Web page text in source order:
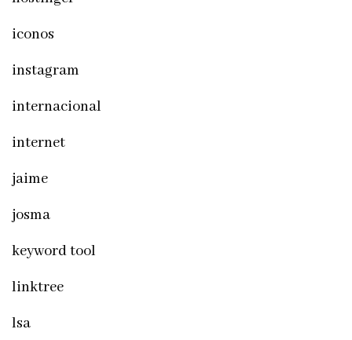
iconos
instagram
internacional
internet
jaime
josma
keyword tool
linktree
lsa